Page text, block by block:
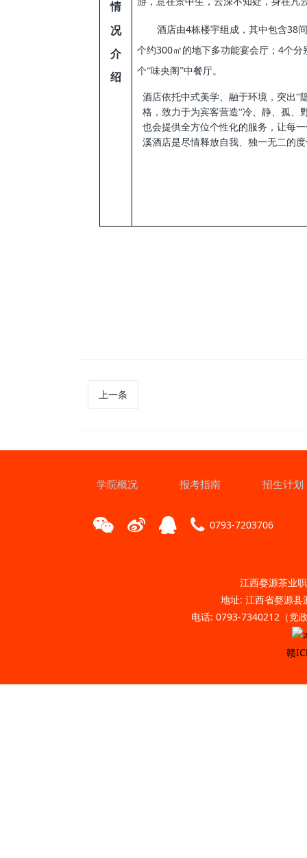
情
况
介
绍
酒店由4栋楼宇组成，其中包含38
个约300㎡的地下多功能宴会厅； 4个分
个“味央阁”中餐厅。
酒店依托中式美学、融于环境，突出“
格，致力于为宾客营造“冷、静、孤、
也会提供全方位个性化的服务，让每
溪酒店是尽情释放自我、独一无二的
上一条
学院概况 报考指南 招生计划
0793-7203706
江西婺源茶业
地址: 江西省婺源
电话: 0793-7340212（党
赣